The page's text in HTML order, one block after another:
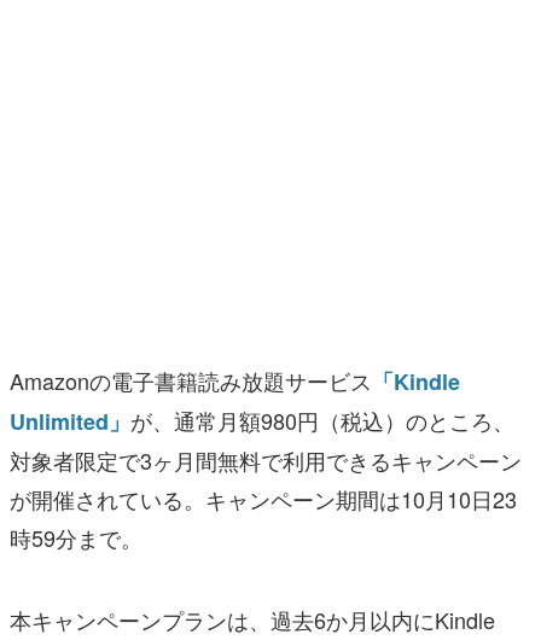
その他
電ファミニコゲーマーとは？
運営：株式会社マレ
Amazonの電子書籍読み放題サービス 「Kindle
Unlimited」 が、通常月額980円（税込）のところ、
対象者限定で3ヶ月間無料で利用できるキャンペーン
が開催されている。キャンペーン期間は10月10日23
時59分まで。
本キャンペーンプランは、過去6か月以内にKindle